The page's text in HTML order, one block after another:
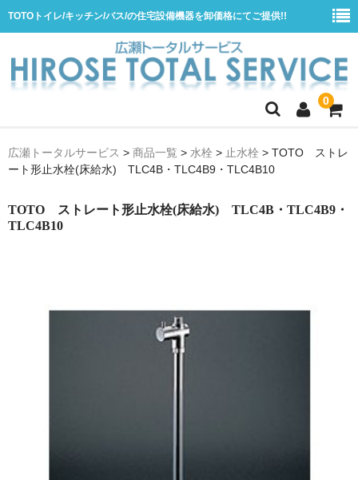
TOTOトイレ/キッチン/バス/の住宅設備機器を卸価格にてご提供!!
0
会社概要
水栓
広瀬トータルサービス > 商品一覧 > 水栓 > 止水栓 > TOTO ストレ
ート形止水栓(床給水) TLC4B・TLC4B9・TLC4B10
TOTO ストレート形止水栓(床給水) TLC4B・TLC4B9・
TLC4B10